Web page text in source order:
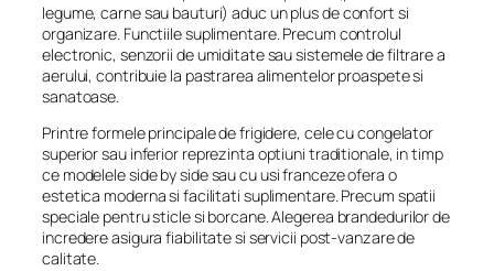
legume, carne sau bauturi) aduc un plus de confort si
organizare. Functiile suplimentare. Precum controlul
electronic, senzorii de umiditate sau sistemele de filtrare a
aerului, contribuie la pastrarea alimentelor proaspete si
sanatoase.
Printre formele principale de frigidere, cele cu congelator
superior sau inferior reprezinta optiuni traditionale, in timp
ce modelele side by side sau cu usi franceze ofera o
estetica moderna si facilitati suplimentare. Precum spatii
speciale pentru sticle si borcane. Alegerea brandedurilor de
incredere asigura fiabilitate si servicii post-vanzare de
calitate.